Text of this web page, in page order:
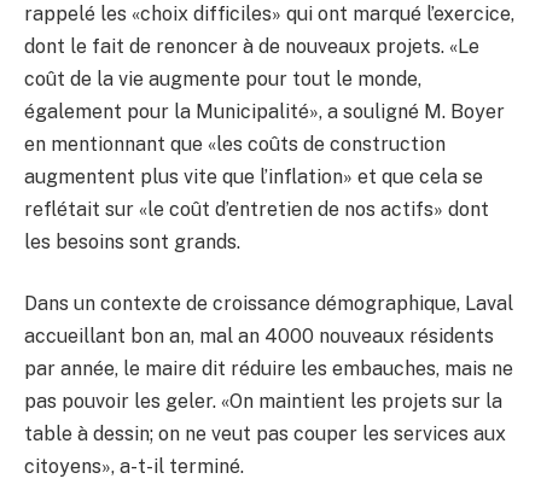
rappelé les «choix difficiles» qui ont marqué l’exercice,
dont le fait de renoncer à de nouveaux projets. «Le
coût de la vie augmente pour tout le monde,
également pour la Municipalité», a souligné M. Boyer
en mentionnant que «les coûts de construction
augmentent plus vite que l’inflation» et que cela se
reflétait sur «le coût d’entretien de nos actifs» dont
les besoins sont grands.
Dans un contexte de croissance démographique, Laval
accueillant bon an, mal an 4000 nouveaux résidents
par année, le maire dit réduire les embauches, mais ne
pas pouvoir les geler. «On maintient les projets sur la
table à dessin; on ne veut pas couper les services aux
citoyens», a-t-il terminé.